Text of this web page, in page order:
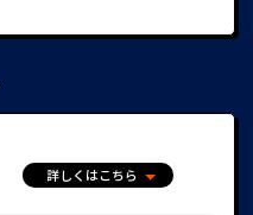
詳しくはこちら